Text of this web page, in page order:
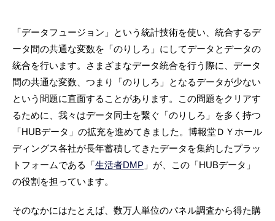
「データフュージョン」という統計技術を使い、統合するデ
ータ間の共通な変数を「のりしろ」にしてデータとデータの
統合を行います。さまざまなデータ統合を行う際に、データ
間の共通な変数、つまり「のりしろ」となるデータが少ない
という問題に直面することがあります。この問題をクリアす
るために、我々はデータ同士を繋ぐ「のりしろ」を多く持つ
「HUBデータ」の拡充を進めてきました。博報堂ＤＹホール
ディングス各社が長年蓄積してきたデータを集約したプラッ
トフォームである「生活者DMP 」が、この「HUBデータ」
の役割を担っています。
そのなかにはたとえば、数万人単位のパネル調査から得た購